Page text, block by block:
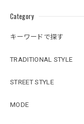
Category
キーワードで探す
TRADITIONAL STYLE
STREET STYLE
MODE